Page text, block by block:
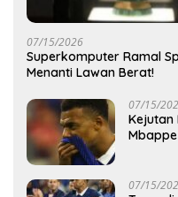
07/15/2026
Superkomputer Ramal
Menanti Lawan Berat!
07/15/
Kejutan
Mbappe
07/15/